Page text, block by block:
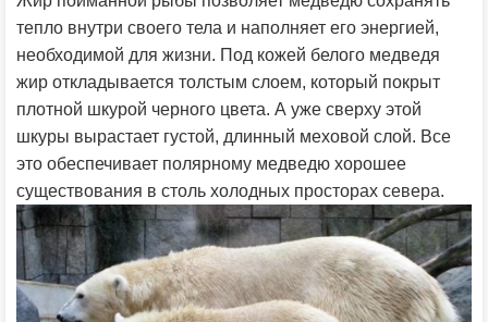
тепло внутри своего тела и наполняет его энергией,
необходимой для жизни. Под кожей белого медведя
жир откладывается толстым слоем, который покрыт
плотной шкурой черного цвета. А уже сверху этой
шкуры вырастает густой, длинный меховой слой. Все
это обеспечивает полярному медведю хорошее
существования в столь холодных просторах севера.